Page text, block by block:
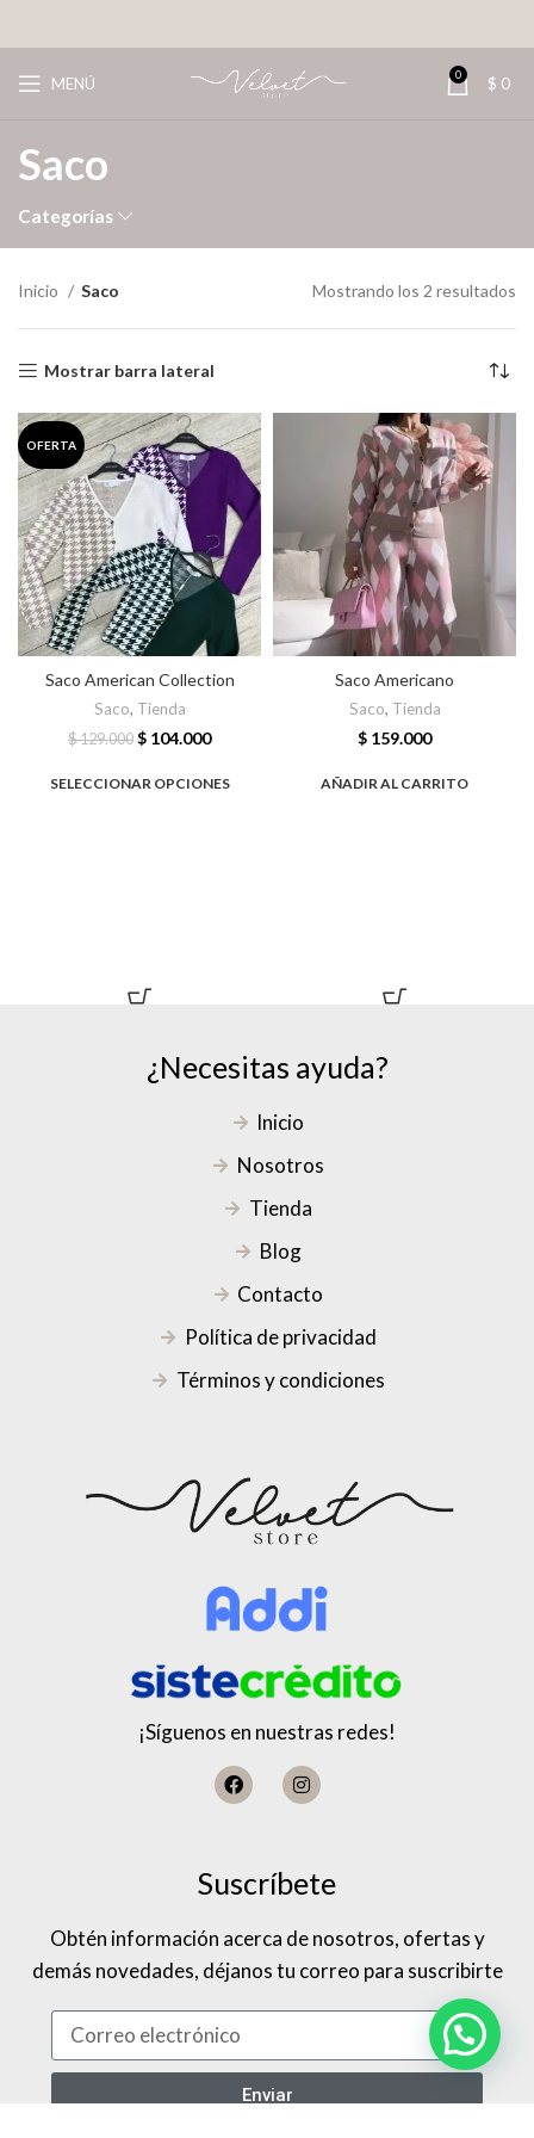
MENÚ 0 $ 0
Saco
Categorías
Inicio Saco Mostrando los 2 resultados
Mostrar barra lateral
OFERTA
Saco American Collection
Saco, Tienda
$129.000 $ 104.000
SELECCIONAR OPCIONES
Saco Americano
Saco, Tienda
$ 159.000
AÑADIR AL CARRITO
¿Necesitas ayuda?
Inicio
Nosotros
Tienda
Blog
Contacto
Política de privacidad
Términos y condiciones
¡Síguenos en nuestras redes!
Suscríbete
Obtén información acerca de nosotros, ofertas y
demás novedades, déjanos tu correo para suscribirte
Enviar